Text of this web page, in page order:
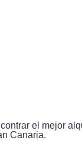
el mejor
Canaria.